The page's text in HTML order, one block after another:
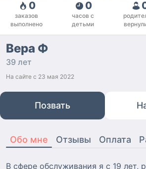
0
заказов
выполнено
0
часов с
детьми
Вера Ф
39 лет
На сайте с 23 мая 2022
Позвать
Обо мне Отзывы Оплата
В сфере обслуживания я с 19 лет,